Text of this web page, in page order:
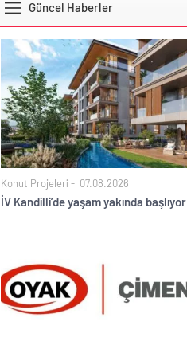
Güncel Haberler
Konut Projeleri 07.08.2026
İV Kandilli’de yaşam yakında başlıyor